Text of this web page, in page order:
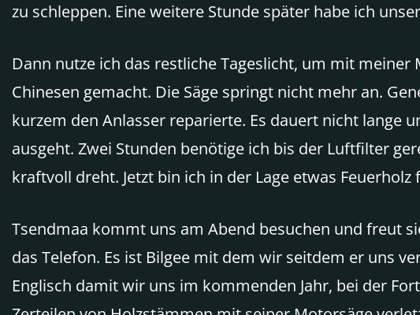
zu schleppen. Eine weitere Stunde später habe ich
Dann nutze ich das restliche Tageslicht, um mit
Chinesen gemacht. Die Säge springt nicht mehr an.
kurzem den Anlasser reparierte. Es dauert nicht lange
ausgeht. Zwei Stunden benötige ich bis der Luftfilter
kraftvoll dreht. Jetzt bin ich in der Lage etwas Feuerholz
Tsendmaa kommt uns am Abend besuchen und freut
das Telefon. Es ist Bilgee mit dem wir seitdem er uns
Englisch damit wir uns im kommenden Jahr, bei der